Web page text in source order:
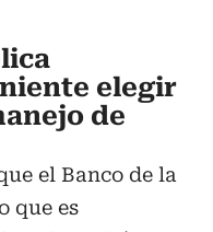
elegir
de
el Banco de la
que es